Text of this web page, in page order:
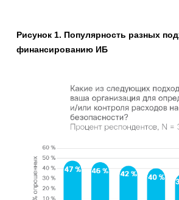
Рисунок 1. Популярность разных
финансированию ИБ